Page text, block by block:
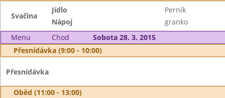
Svačina
Jídlo
Perník
Nápoj
granko
Menu
Chod
Sobota 28. 3. 2015
Přesnídávka (9:00 - 10:00)
Přesnídávka
Oběd (11:00 - 13:00)